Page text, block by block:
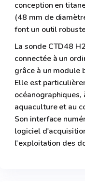
conception en
(48 mm de
font un outil
La sonde CTD48
connectée à un
grâce à un module
Elle est
aquaculture et au
Son interface
logiciel
l'exploitation des